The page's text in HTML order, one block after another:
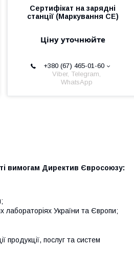
Сертифікат на зарядні
станції (Маркування CE)
Ціну уточнюйте
+380 (67) 465-01-60
Viber, Telegram,
WhatsApp
вимогам Директив Євросоюзу:
лабораторіях України та Європи;
продукції, послуг та систем